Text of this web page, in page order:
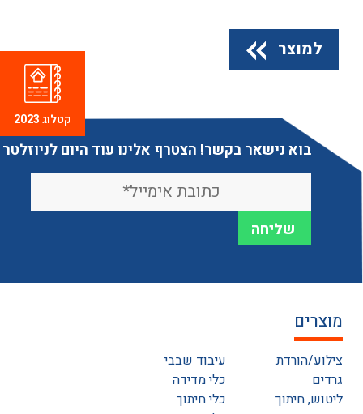
למוצר
בוא נישאר בקשר! הצטרף אלינו עוד היום לניוזלטר
מוצרים
צילוע/הורדת
גרדים
ליטוש, חיתוך
עיבוד שבבי
כלי מדידה
כלי חיתוך
קטלוג 2023